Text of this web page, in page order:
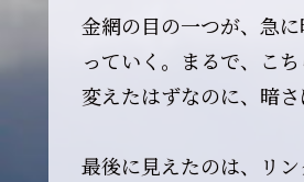
金網の目の一つが、急
っていく。まるで、こ
変えたはずなのに、暗
最後に見えたのは、リ